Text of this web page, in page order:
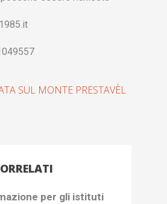
SUL MONTE PRESTAVÈL
per gli istituti